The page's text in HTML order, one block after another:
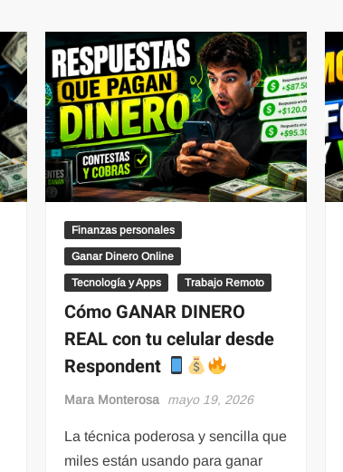
Finanzas personales
Ganar Dinero Online
Tecnología y Apps Trabajo Remoto
Cómo GANAR DINERO
REAL con tu celular desde
Respondent
Mara Monterosa mayo 19, 2026
La técnica poderosa y sencilla que
miles están usando para ganar